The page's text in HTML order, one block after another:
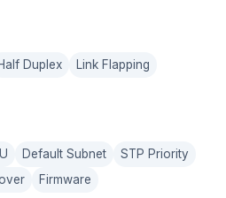
Half Duplex
Link Flapping
Default Subnet
STP Priority
Firmware